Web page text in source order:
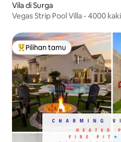
Vila di Surga
Vegas Strip Pool Villa - 4000
Pilihan tamu terpopuler
Pilihan tamu